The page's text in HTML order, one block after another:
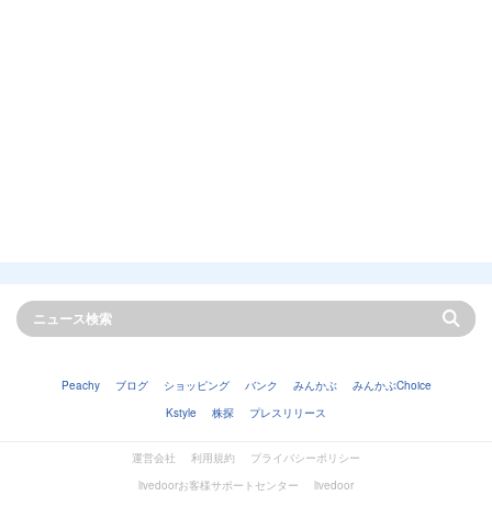
Peachy ブログ ショッピング バンク みんかぶ
みんかぶChoice
Kstyle
株探 プレスリリース
運営会社 利用規約
プライバシーポリシー
livedoorお客様サポートセンター
livedoor